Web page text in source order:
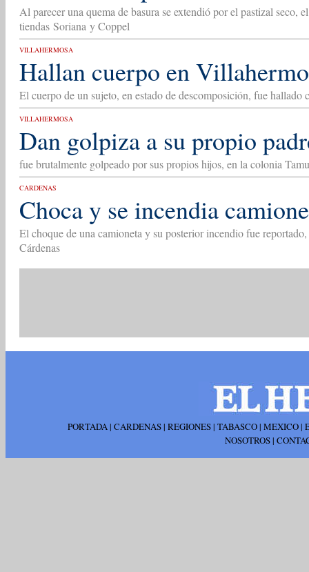
Al parecer una quema de basura se extendió por el pastizal seco,
tiendas Soriana y Coppel
VILLAHERMOSA
Hallan cuerpo en
El cuerpo de un sujeto, en estado de descomposición, fue
VILLAHERMOSA
Dan golpiza a su propio
fue brutalmente golpeado por sus propios hijos, en la colonia
CARDENAS
Choca y se incendia
El choque de una camioneta y su posterior incendio fue
Cárdenas
PORTADA| CARDENAS| REGIONES| TABASCO| MEXICO|
NOSOTROS|